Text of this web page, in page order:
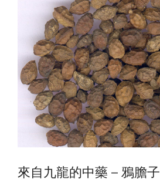
來自九龍的中藥 – 鴉膽子